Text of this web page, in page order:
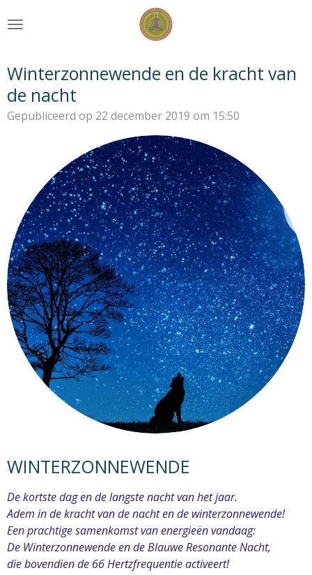
direct
hoofdinhoud
Winterzonnewende en de kracht van
de nacht
Gepubliceerd op 22 december 2019 om 15:50
WINTERZONNEWENDE
De kortste dag en de langste nacht van het jaar.
Adem in de kracht van de nacht en de winterzonnewende!
Een prachtige samenkomst van energieën vandaag:
De Winterzonnewende en de Blauwe Resonante Nacht,
die bovendien de 66 Hertzfrequentie activeert!